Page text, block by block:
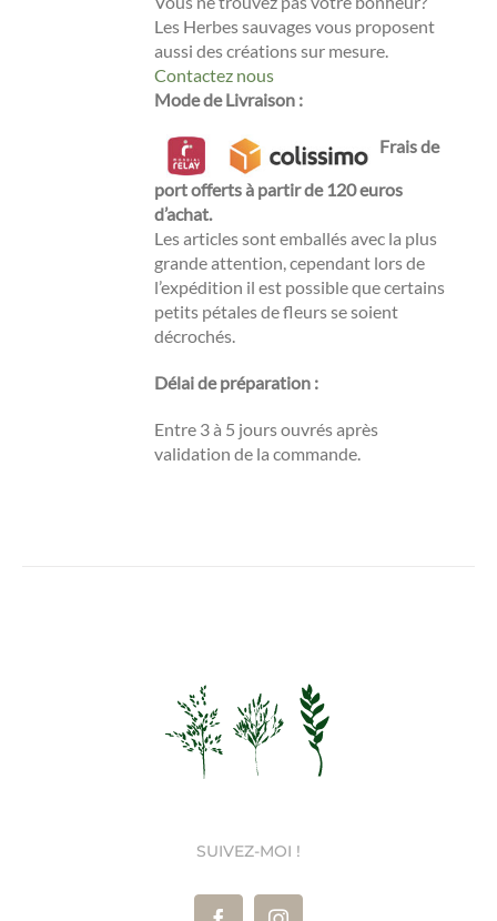
Les Herbes sauvages vous proposent
aussi des créations sur mesure.
Contactez nous
Mode de Livraison :
Frais de
port offerts à partir de 120 euros
d’achat.
Les articles sont emballés avec la plus
grande attention, cependant lors de
l’expédition il est possible que certains
petits pétales de fleurs se soient
décrochés.
Délai de préparation :
Entre 3 à 5 jours ouvrés après
validation de la commande.
SUIVEZ-MOI !